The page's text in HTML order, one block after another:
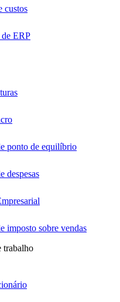
custos
de ERP
ponto de equilíbrio
despesas
imposto sobre vendas
trabalho